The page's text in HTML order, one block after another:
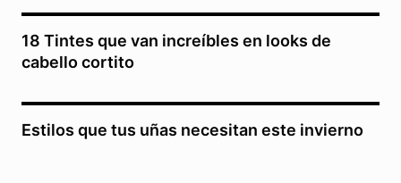
18 Tintes que van increíbles en looks de
cabello cortito
Estilos que tus uñas necesitan este invierno